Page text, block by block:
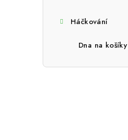
Háčkování
Dna na košíky